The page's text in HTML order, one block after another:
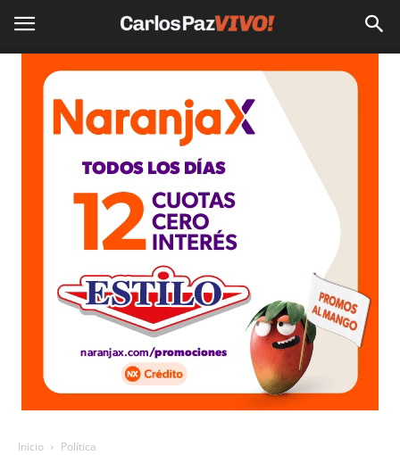
Inicio Política